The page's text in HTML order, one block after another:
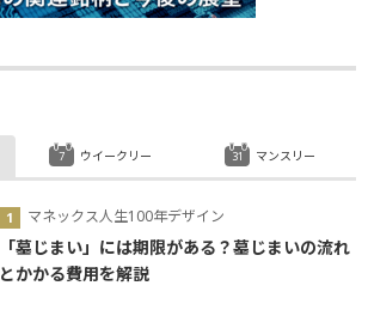
マネックス人生100年デザイン
「墓じまい」には期限がある？墓じまいの流れ
とかかる費用を解説
ウイークリー マンスリー